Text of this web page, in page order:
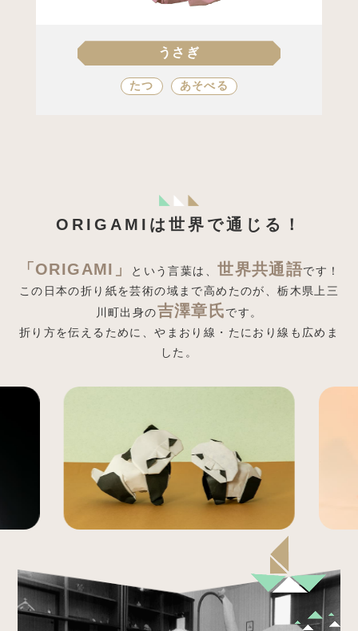
はこ
かみずもう
うさぎ
たつ あそべる
ORIGAMIは世界で通じる！
「ORIGAMI」 という言葉は、世界共通語です！
この日本の折り紙を芸術の域まで高めたのが、栃木県上三
川町出身の吉澤章氏です。
折り方を伝えるために、やまおり線・たにおり線も広めま
した。